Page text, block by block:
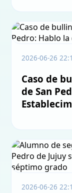
2026-06-26
Caso de
de San
2026-06-26